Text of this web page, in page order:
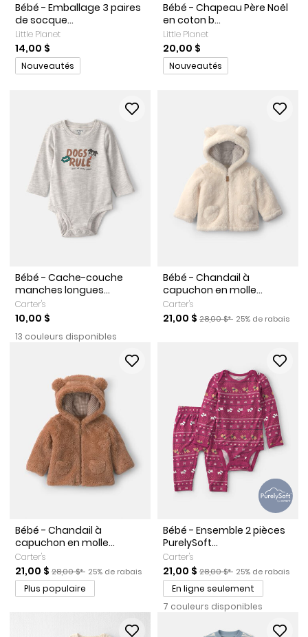
Bébé - Emballage 3 paires
de socque...
Little Planet
14,00 $
Promotions
Nouveautés
Bébé - Chapeau Père Noël
en coton b...
Little Planet
20,00 $
Promotions
Nouveautés
Bébé - Cache-couche
manches longues...
Carter's
10,00 $
13 couleurs disponibles
Bébé - Chandail à
capuchon en molle...
Carter's
Prix de solde
21,00 $ Prix ​​de détail suggéré par
28,00 $* Pourcentage de
25% de rabais
Bébé - Chandail à
capuchon en molle...
Carter's
Prix de solde
21,00 $ Prix ​​de détail suggéré par le fabricant
28,00 $* Pourcentage de rabais
25% de rabais
Plus populaire
Bébé - Ensemble 2 pièces
PurelySoft...
Carter's
Prix de solde
21,00 $ Prix ​​de détail suggéré par
28,00 $* Pourcentage de
25% de rabais
En ligne seulement
7 couleurs disponibles